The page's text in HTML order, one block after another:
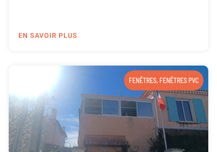
EN SAVOIR PLUS
FENÊTRES, FENÊTRES PVC